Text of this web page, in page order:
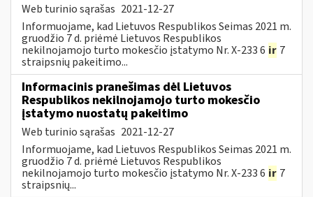
Web turinio sąrašas 2021-12-27
Informuojame, kad Lietuvos Respublikos Seimas 2021 m.
gruodžio 7 d. priėmė Lietuvos Respublikos
nekilnojamojo turto mokesčio įstatymo Nr. X-233 6 ir 7
straipsnių pakeitimo...
Informacinis pranešimas dėl Lietuvos
Respublikos nekilnojamojo turto mokesčio
įstatymo nuostatų pakeitimo
Web turinio sąrašas 2021-12-27
Informuojame, kad Lietuvos Respublikos Seimas 2021 m.
gruodžio 7 d. priėmė Lietuvos Respublikos
nekilnojamojo turto mokesčio įstatymo Nr. X-233 6 ir 7
straipsnių...